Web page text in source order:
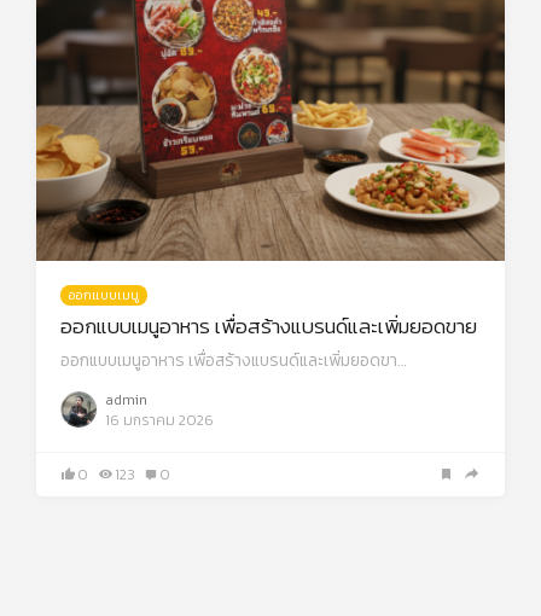
ออกแบบเมนู
ออกแบบเมนูอาหาร เพื่อสร้างแบรนด์และเพิ่มยอดขาย
ออกแบบเมนูอาหาร เพื่อสร้างแบรนด์และเพิ่มยอดขา…
admin
16 มกราคม 2026
0 123 0